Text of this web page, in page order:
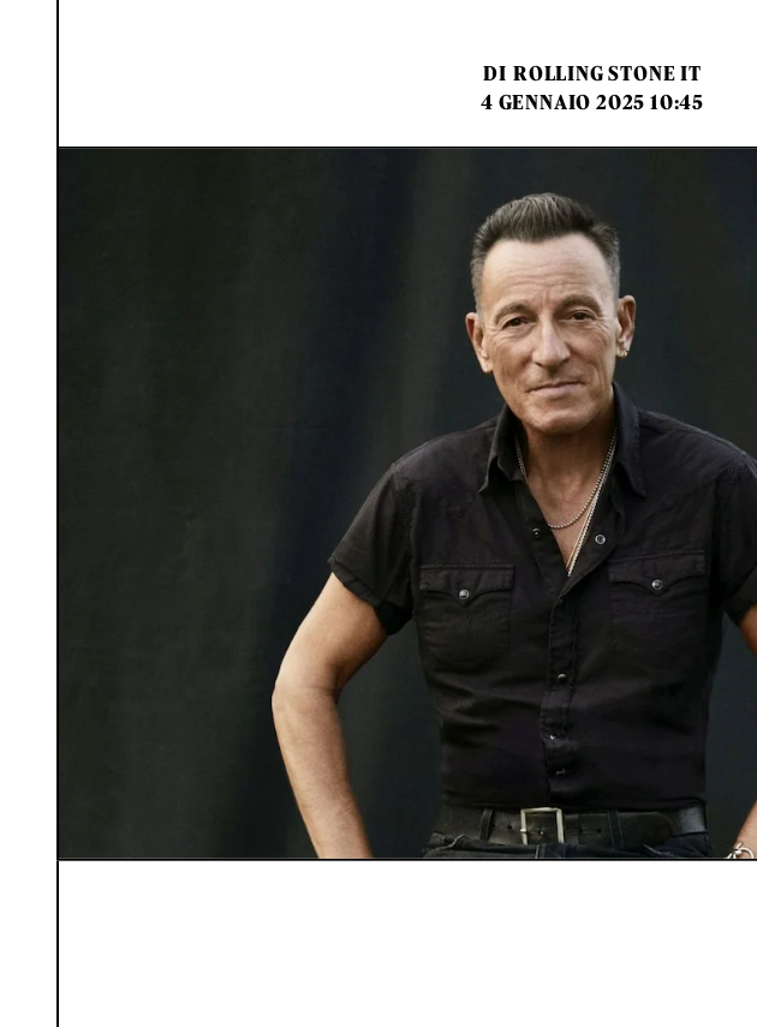
DI ROLLING STONE IT
4 GENNAIO 2025 10:45